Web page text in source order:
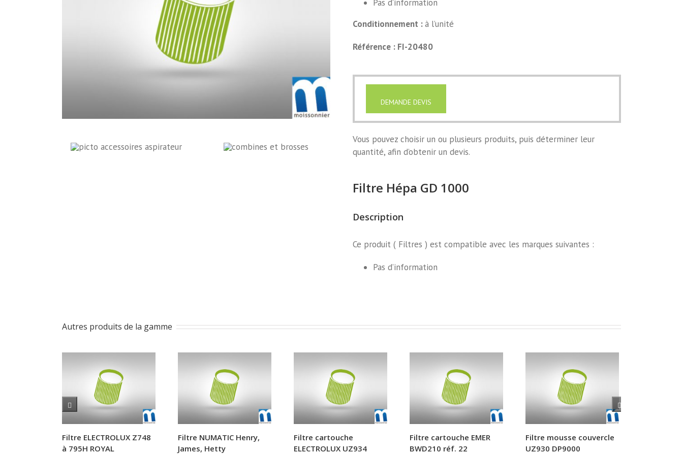
Pas d’information
Conditionnement :à l’unité
Référence : FI-20480
DEMANDE DEVIS
Vous pouvez choisir un ou plusieurs produits, puis déterminer leur
quantité, afin d’obtenir un devis.
Filtre Hépa GD 1000
Description
Ce produit ( Filtres ) est compatible avec les marques suivantes :
Pas d’information
Autres produits de la gamme
Filtre ELECTROLUX Z748
à 795H ROYAL
Filtre NUMATIC Henry,
James, Hetty
Filtre cartouche
ELECTROLUX UZ934
Filtre cartouche EMER
BWD210 réf. 22
Filtre mousse couvercle
UZ930 DP9000